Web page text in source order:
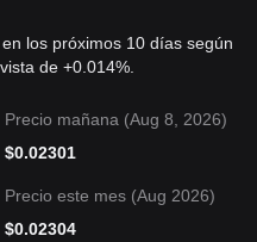
los próximos 10 días según
de +0.014%.
Precio mañana (Aug 8, 2026)
$0.02301
Precio este mes (Aug 2026)
$0.02304